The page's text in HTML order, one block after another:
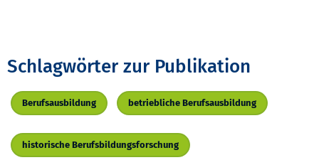
Schlagwörter zur Publikation
Berufsausbildung betriebliche Berufsausbildung
historische Berufsbildungsforschung